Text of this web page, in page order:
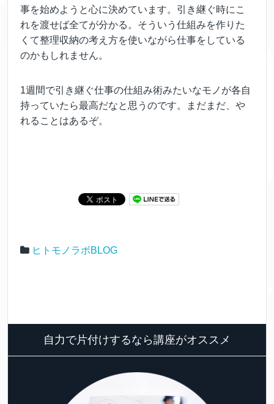
事を始めようと心に決めています。引き継ぐ時にこ
れを渡せば全てが分かる。そういう仕組みを作りた
くて整理収納の考え方を使いながら仕事をしている
のかもしれません。
1週間で引き継ぐ仕事の仕組み術みたいなモノが各自
持っていたら最高だなと思うのです。まだまだ、や
れることはあるぞ。
ヒトモノラボBLOG
自力で片付けするなら講座がオススメ